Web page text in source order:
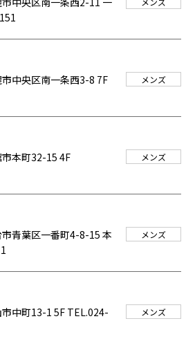
中央区南一条西3-8 7F
メンズ
本町32-15 4F
メンズ
青葉区一番町4-8-15 本
メンズ
中町13-1 5F TEL.024-
メンズ